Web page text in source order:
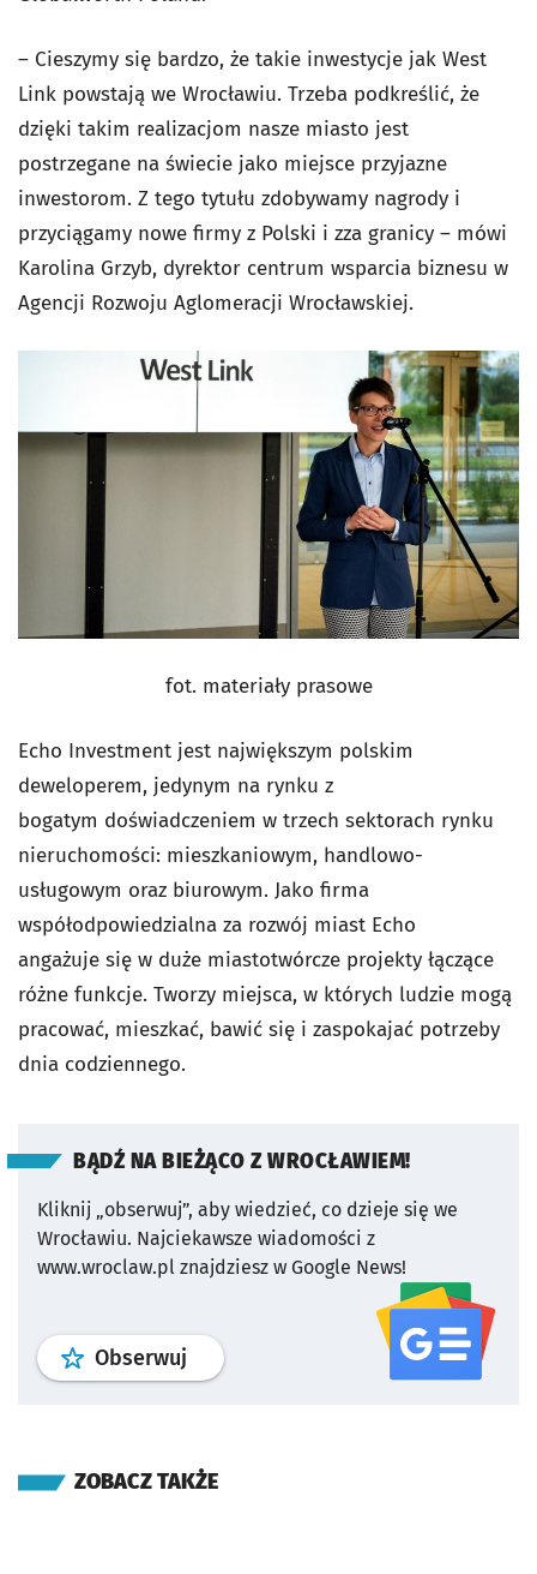
– Cieszymy się bardzo, że takie inwestycje jak West
Link powstają we Wrocławiu. Trzeba podkreślić, że
dzięki takim realizacjom nasze miasto jest
postrzegane na świecie jako miejsce przyjazne
inwestorom. Z tego tytułu zdobywamy nagrody i
przyciągamy nowe firmy z Polski i zza granicy – mówi
Karolina Grzyb, dyrektor centrum wsparcia biznesu w
Agencji Rozwoju Aglomeracji Wrocławskiej.
fot. materiały prasowe
Echo Investment jest największym polskim
deweloperem, jedynym na rynku z
bogatym doświadczeniem w trzech sektorach rynku
nieruchomości: mieszkaniowym, handlowo-
usługowym oraz biurowym. Jako firma
współodpowiedzialna za rozwój miast Echo
angażuje się w duże miastotwórcze projekty łączące
różne funkcje. Tworzy miejsca, w których ludzie mogą
pracować, mieszkać, bawić się i zaspokajać potrzeby
dnia codziennego.
BĄDŹ NA BIEŻĄCO Z WROCŁAWIEM!
Kliknij „obserwuj”, aby wiedzieć, co dzieje się we
Wrocławiu. Najciekawsze wiadomości z
www.wroclaw.pl znajdziesz w Google News!
Obserwuj profil serwisu
ZOBACZ TAKŻE